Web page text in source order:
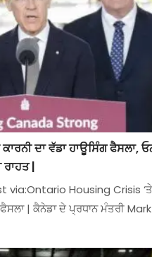
ਦਾ ਵੱਡਾ ਹਾਊਸਿੰਗ ਫੈਸਲਾ,
|
via:Ontario Housing Crisis
| ਕੈਨੇਡਾ ਦੇ ਪ੍ਰਧਾਨ ਮੰਤਰੀ